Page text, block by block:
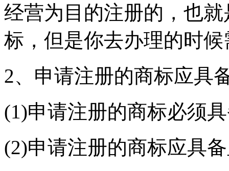
经营为目的注册的，也
标，但是你去办理的时
2、申请注册的商标应具
(1)申请注册的商标必须
(2)申请注册的商标应具